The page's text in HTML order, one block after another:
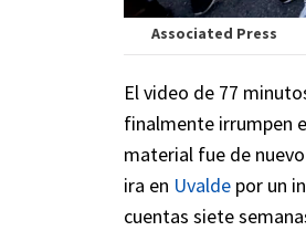
Associated Press
El video de 77
finalmente irrumpen
material fue de
ira en Uvalde por un
cuentas siete